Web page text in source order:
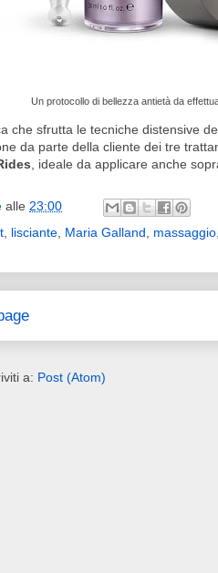
Un protocollo di bellezza antietà da
che sfrutta le tecniche distensive
da parte della cliente dei tre
, ideale da applicare anche
alle 23:00
, lisciante, Maria Galland, massaggio,
a: Post (Atom)